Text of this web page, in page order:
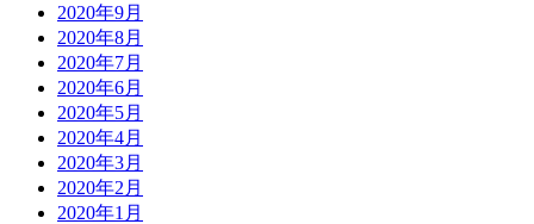
2020年9月
2020年8月
2020年7月
2020年6月
2020年5月
2020年4月
2020年3月
2020年2月
2020年1月